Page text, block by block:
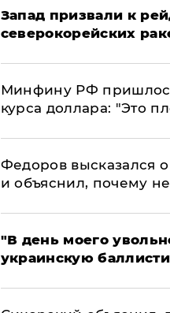
Запад призвали к
северокорейских
Минфину РФ пришлось
курса доллара: "Это
Федоров высказался
и объяснил, почему
​"В день моего
украинскую